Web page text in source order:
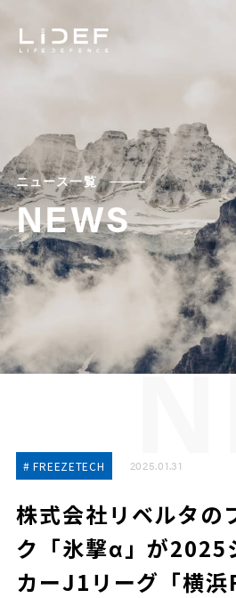
ニュース一覧
NEWS
# FREEZETECH 2025.01.31
株式会社リベルタの
ク「氷撃α」が2025
カーJ1リーグ「横浜